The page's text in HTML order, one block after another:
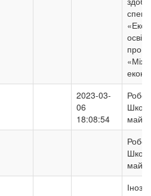
2023-03-
06
18:08:54